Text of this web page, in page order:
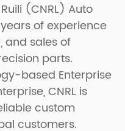
(CNRL) Auto
of experience
and sales of
parts.
based Enterprise
CNRL is
custom
customers.